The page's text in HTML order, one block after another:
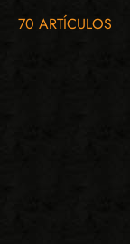
70 ARTÍCULOS